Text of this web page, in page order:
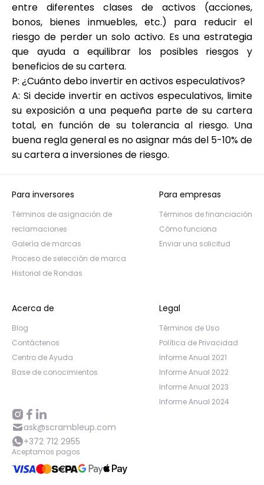
entre diferentes clases de activos (acciones,
bonos, bienes inmuebles, etc.) para reducir el
riesgo de perder un solo activo. Es una estrategia
que ayuda a equilibrar los posibles riesgos y
beneficios de su cartera.
P: ¿Cuánto debo invertir en activos especulativos?
A: Si decide invertir en activos especulativos, limite
su exposición a una pequeña parte de su cartera
total, en función de su tolerancia al riesgo. Una
buena regla general es no asignar más del 5-10% de
su cartera a inversiones de riesgo.
Para inversores
Términos de asignación de
reclamaciones
Galería de marcas
Proceso de selección de marca
Historial de Rondas
Para empresas
Términos de financiación
Cómo funciona
Enviar una solicitud
Acerca de
Blog
Contáctenos
Centro de Ayuda
Base de conocimientos
Legal
Términos de Uso
Política de Privacidad
Informe Anual 2021
Informe Anual 2022
Informe Anual 2023
Informe Anual 2024
ask@scrambleup.com
+372 712 2955
Aceptamos pagos